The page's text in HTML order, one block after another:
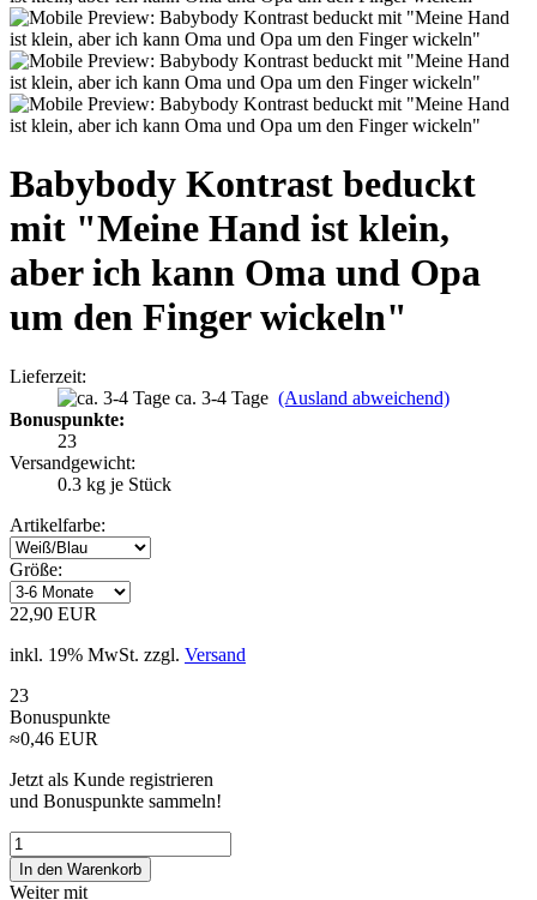
Babybody Kontrast beduckt
mit "Meine Hand ist klein,
aber ich kann Oma und Opa
um den Finger wickeln"
Lieferzeit:
ca. 3-4 Tage (Ausland abweichend)
Bonuspunkte:
23
Versandgewicht:
0.3 kg je Stück
Artikelfarbe:
Größe:
22,90 EUR
inkl. 19% MwSt. zzgl. Versand
23
Bonuspunkte
≈0,46 EUR
Jetzt als Kunde registrieren
und Bonuspunkte sammeln!
Weiter mit